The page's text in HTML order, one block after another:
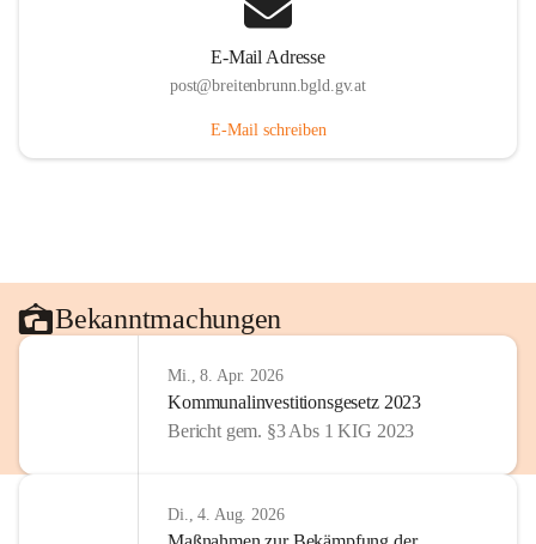
E-Mail Adresse
post@breitenbrunn.bgld.gv.at
E-Mail schreiben
Bekanntmachungen
Mi., 8. Apr. 2026
Kommunalinvestitionsgesetz 2023
Bericht gem. §3 Abs 1 KIG 2023
Di., 4. Aug. 2026